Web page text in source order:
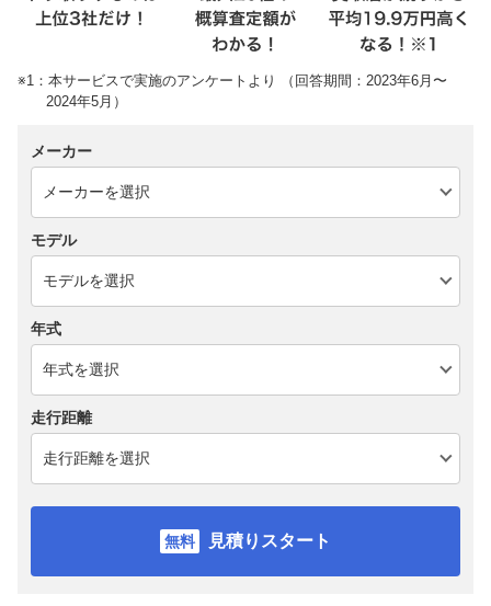
※1：本サービスで実施のアンケートより （回答期間：2023年6月〜
2024年5月）
メーカー
モデル
年式
走行距離
見積りスタート